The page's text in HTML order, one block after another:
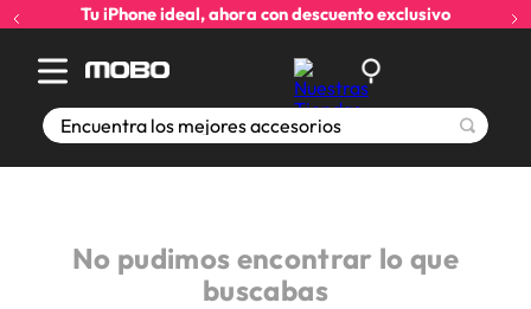
Tu iPhone ideal, ahora con descuento exclusivo
Encuentra los mejores accesorios
No pudimos encontrar lo que
buscabas